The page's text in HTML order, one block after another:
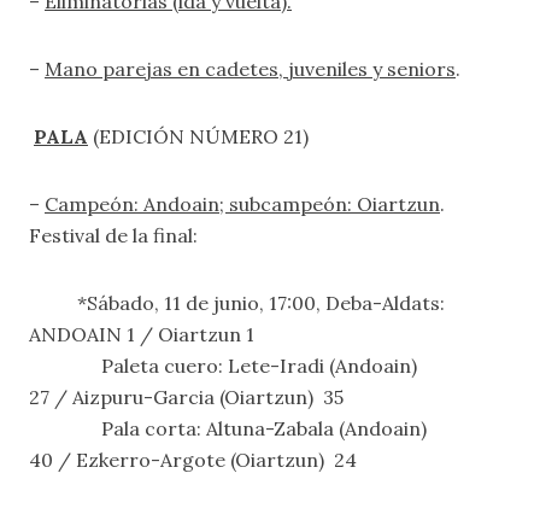
– Mano parejas en cadetes, juveniles y seniors.
PALA (EDICIÓN NÚMERO 21)
– Campeón: Andoain; subcampeón: Oiartzun.
Festival de la final:
*Sábado, 11 de junio, 17:00, Deba-Aldats:
ANDOAIN 1 / Oiartzun 1
Paleta cuero: Lete-Iradi (Andoain)
27 / Aizpuru-Garcia (Oiartzun) 35
Pala corta: Altuna-Zabala (Andoain)
40 / Ezkerro-Argote (Oiartzun) 24